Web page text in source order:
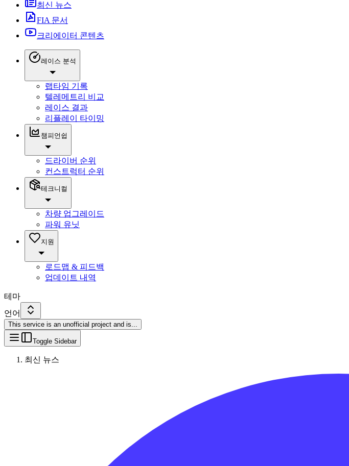
최신 뉴스
FIA 문서
크리에이터 콘텐츠
레이스 분석
랩타임 기록
텔레메트리 비교
레이스 결과
리플레이 타이밍
챔피언쉽
드라이버 순위
컨스트럭터 순위
테크니컬
차량 업그레이드
파워 유닛
지원
로드맵 & 피드백
업데이트 내역
테마
언어
This service is an unofficial project and is...
Toggle Sidebar
최신 뉴스